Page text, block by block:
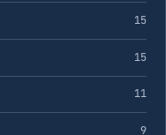
15
15
11
9